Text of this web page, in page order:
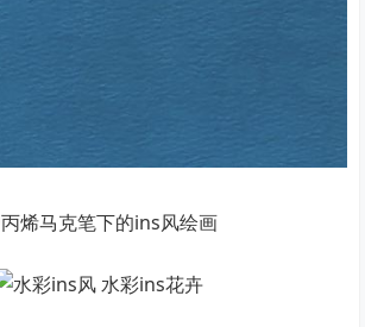
丙烯马克笔下的ins风绘画